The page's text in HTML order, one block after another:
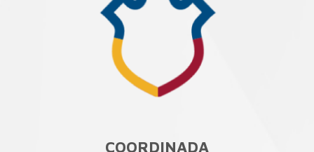
COORDINADA